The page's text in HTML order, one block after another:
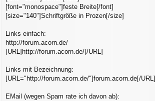
[font="monospace"]feste Breite[/font]
[size="140"]Schriftgröße in Prozen[/size]
Links einfach:
http://forum.acorn.de/
[URL]http://forum.acorn.de/[/URL]
Links mit Bezeichnung:
[URL="http://forum.acorn.de/"]forum.acorn.de[/URL]
EMail (wegen Spam rate ich davon ab):